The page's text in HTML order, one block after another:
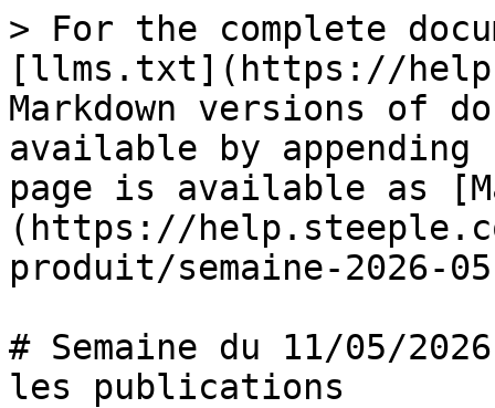
> For the complete
[llms.txt](https://
Markdown versions of
available by
page is available as
(https://
produit/semaine-2026-
# Semaine du 11/05/
les publications